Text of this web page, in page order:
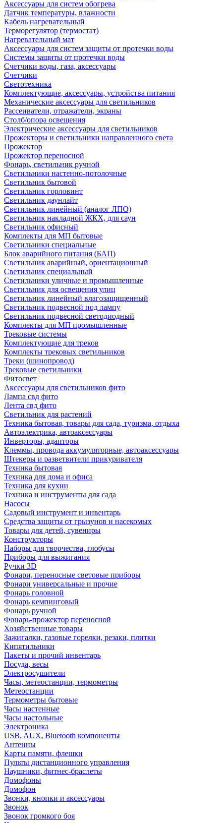
Аксессуары для систем обогрева
Датчик температуры, влажности
Кабель нагревательный
Терморегулятор (термостат)
Нагревательный мат
Аксессуары для систем защиты от протечки воды
Системы защиты от протечки воды
Счетчики воды, газа, аксессуары
Счетчики
Светотехника
Комплектующие, аксессуары, устройства питания
Механические аксессуары для светильников
Рассеиватели, отражатели, экраны
Столб/опора освещения
Электрические аксессуары для светильников
Прожекторы и светильники направленного света
Прожектор
Прожектор переносной
Фонарь, светильник ручной
Светильники настенно-потолочные
Светильник бытовой
Светильник горловинт
Светильник даунлайт
Светильник линейный (аналог ЛПО)
Светильник накладной ЖКХ, для саун
Светильник офисный
Комплекты для МП бытовые
Светильники специальные
Блок аварийного питания (БАП)
Светильник аварийный, ориентационный
Светильник специальный
Светильники уличные и промышленные
Светильник для освещения улиц
Светильник линейный влагозащищенный
Светильник подвесной под лампу
Светильник подвесной светодиодный
Комплекты для МП промышленные
Трековые системы
Комплектующие для треков
Комплекты трековых светильников
Треки (шинопровод)
Трековые светильники
Фитосвет
Аксессуары для светильников фито
Лампа свд фито
Лента свд фито
Светильник для растений
Техника бытовая, товары для сада, туризма, отдыха
Автоэлектрика, автоаксессуары
Инверторы, адапторы
Клеммы, провода аккумуляторные, автоаксессуары
Штекеры и разветвители прикуривателя
Техника бытовая
Техника для дома и офиса
Техника для кухни
Техника и инструменты для сада
Насосы
Садовый инструмент и инвентарь
Средства защиты от грызунов и насекомых
Товары для детей, сувениры
Конструкторы
Наборы для творчества, глобусы
Приборы для выжигания
Ручки 3D
Фонари, переносные световые приборы
Фонари универсальные и прочие
Фонарь головной
Фонарь кемпинговый
Фонарь ручной
Фонарь-прожектор переносной
Хозяйственные товары
Зажигалки, газовые горелки, резаки, плитки
Кипятильники
Пакеты и прочий инвентарь
Посуда, весы
Электросушители
Часы, метеостанции, термометры
Метеостанции
Термометры бытовые
Часы настенные
Часы настольные
Электроника
USB, AUX, Bluetooth компоненты
Антенны
Карты памяти, флешки
Пульты дистанционного управления
Наушники, фитнес-браслеты
Домофоны
Домофон
Звонки, кнопки и аксессуары
Звонок
Звонок громкого боя